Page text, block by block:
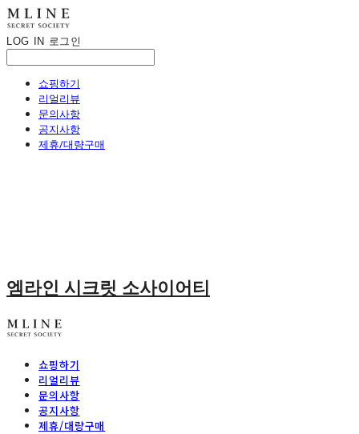
LOG IN 로그인
쇼핑하기
리얼리뷰
문의사항
공지사항
제휴/대량구매
엠라인 시크릿 소사이어티
쇼핑하기
리얼리뷰
문의사항
공지사항
제휴/대량구매